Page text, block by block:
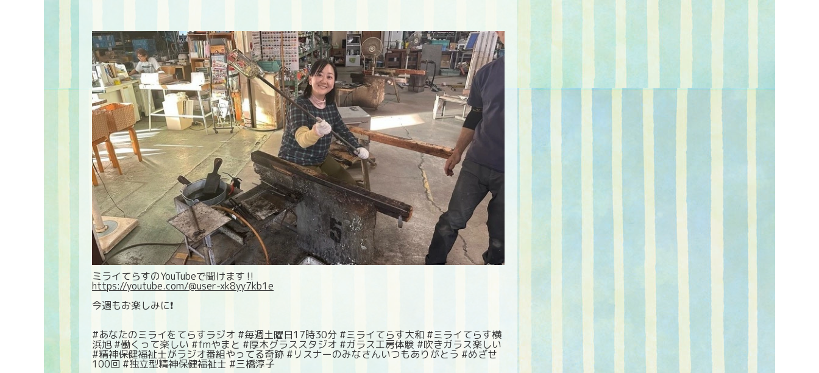
ミライてらすのYouTubeで聞けます‼️
https://youtube.com/@user-xk8yy7kb1e
今週もお楽しみに❗️
#あなたのミライをてらすラジオ #毎週土曜日17時30分 #ミライてらす大和 #ミライてらす横
浜旭 #働くって楽しい #fmやまと #厚木グラススタジオ #ガラス工房体験 #吹きガラス楽しい
#精神保健福祉士がラジオ番組やってる奇跡 #リスナーのみなさんいつもありがとう #めざせ
100回 #独立型精神保健福祉士 #三橋淳子